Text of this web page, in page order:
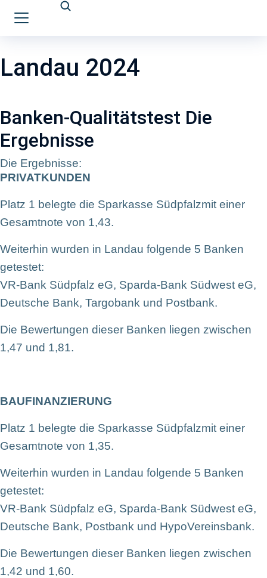
Landau 2024
Banken-Qualitätstest Die
Ergebnisse
Die Ergebnisse:
PRIVATKUNDEN
Platz 1 belegte die Sparkasse Südpfalzmit einer
Gesamtnote von 1,43.
Weiterhin wurden in Landau folgende 5 Banken
getestet:
VR-Bank Südpfalz eG, Sparda-Bank Südwest eG,
Deutsche Bank, Targobank und Postbank.
Die Bewertungen dieser Banken liegen zwischen
1,47 und 1,81.
BAUFINANZIERUNG
Platz 1 belegte die Sparkasse Südpfalzmit einer
Gesamtnote von 1,35.
Weiterhin wurden in Landau folgende 5 Banken
getestet:
VR-Bank Südpfalz eG, Sparda-Bank Südwest eG,
Deutsche Bank, Postbank und HypoVereinsbank.
Die Bewertungen dieser Banken liegen zwischen
1,42 und 1,60.